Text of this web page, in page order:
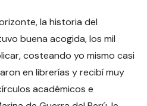
la historia del
buena acogida, los mil
costeando yo mismo casi
en librerías y recibí muy
académicos e